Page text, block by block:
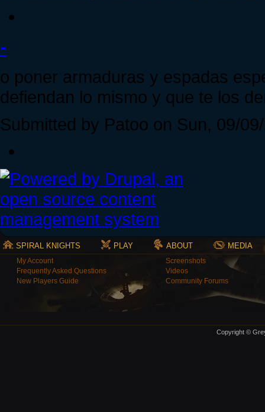
-
o poner armaduras y espadas
defiendan lo mismo y que te los
Submitted by Patoo on Sun, 09/
SPIRAL KNIGHTS PLAY ABOUT MEDIA
My Account
Frequently Asked Questions
New Players Guide
Screenshots
Videos
Community Forums
Copyright ©